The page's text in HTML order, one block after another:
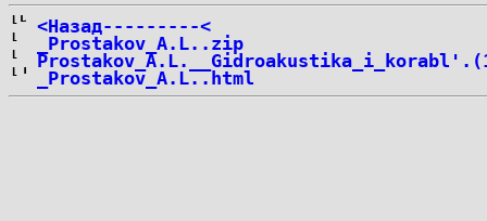
<Назад---------<
_Prostakov_A.L..zip
_Prostakov_A.L..html